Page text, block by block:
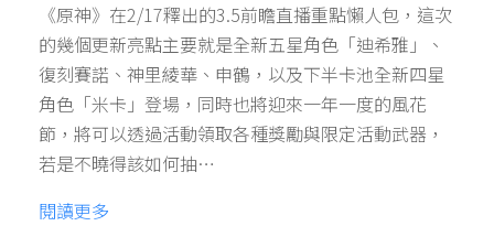
《原神》在2/17釋出的3.5前瞻直播重點懶人包，這次
的幾個更新亮點主要就是全新五星角色「迪希雅」、
復刻賽諾、神里綾華、申鶴，以及下半卡池全新四星
角色「米卡」登場，同時也將迎來一年一度的風花
節，將可以透過活動領取各種獎勵與限定活動武器，
若是不曉得該如何抽…
閱讀更多